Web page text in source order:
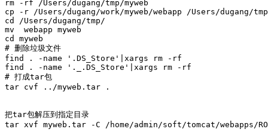
rm -rf /Users/dugang/tmp/myweb
cp -r /Users/dugang/work/myweb/webapp /Users/dugang/tmp
cd /Users/dugang/tmp/
mv  webapp myweb
cd myweb
# 删除垃圾文件
find . -name '.DS_Store'|xargs rm -rf
find . -name '._.DS_Store'|xargs rm -rf
# 打成tar包
tar cvf ../myweb.tar .
把tar包解压到指定目录
tar xvf myweb.tar -C /home/admin/soft/tomcat/webapps/